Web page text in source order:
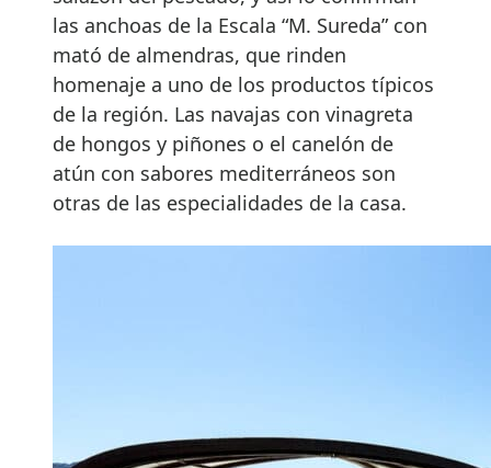
las anchoas de la Escala “M. Sureda” con
mató de almendras, que rinden
homenaje a uno de los productos típicos
de la región. Las navajas con vinagreta
de hongos y piñones o el canelón de
atún con sabores mediterráneos son
otras de las especialidades de la casa.